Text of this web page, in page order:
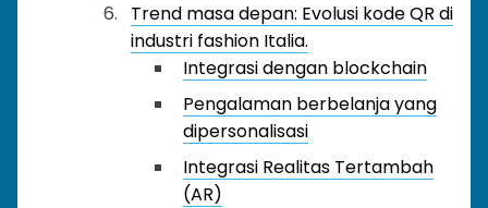
Trend masa depan: Evolusi kode QR di
industri fashion Italia.
Integrasi dengan blockchain
Pengalaman berbelanja yang
dipersonalisasi
Integrasi Realitas Tertambah
(AR)